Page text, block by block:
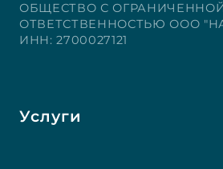
ОБЩЕСТВО С
ОТВЕТСТВЕННОСТЬЮ ООО
ИНН: 2700027121
Услуги